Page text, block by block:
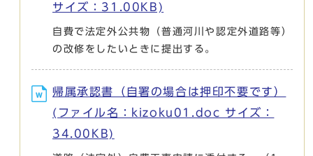
サイズ：31.00KB)
自費で法定外公共物（普通河川や認定外道路等）
の改修をしたいときに提出する。
帰属承認書（自署の場合は押印不要です）
(ファイル名：kizoku01.doc サイズ：
34.00KB)